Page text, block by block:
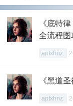
《底特
全流程图
aptxhnz
《黑道
aptxhnz